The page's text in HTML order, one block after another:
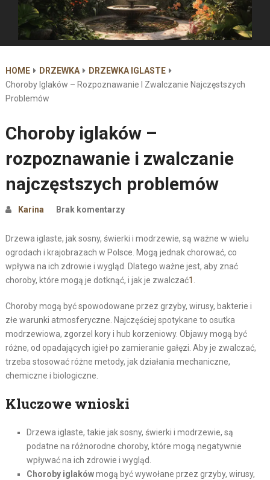
HOME DRZEWKA
DRZEWKA IGLASTE
Choroby Iglaków – Rozpoznawanie I Zwalczanie Najczęstszych
Problemów
Choroby iglaków –
rozpoznawanie i zwalczanie
najczęstszych problemów
Karina Brak komentarzy
Drzewa iglaste, jak sosny, świerki i modrzewie, są ważne w wielu
ogrodach i krajobrazach w Polsce. Mogą jednak chorować, co
wpływa na ich zdrowie i wygląd. Dlatego ważne jest, aby znać
choroby, które mogą je dotknąć, i jak je zwalczać1 .
Choroby mogą być spowodowane przez grzyby, wirusy, bakterie i
złe warunki atmosferyczne. Najczęściej spotykane to osutka
modrzewiowa, zgorzel kory i hub korzeniowy. Objawy mogą być
różne, od opadających igieł po zamieranie gałęzi. Aby je zwalczać,
trzeba stosować różne metody, jak działania mechaniczne,
chemiczne i biologiczne.
Kluczowe wnioski
Drzewa iglaste, takie jak sosny, świerki i modrzewie, są
podatne na różnorodne choroby, które mogą negatywnie
wpływać na ich zdrowie i wygląd.
Choroby iglakówmogą być wywołane przez grzyby, wirusy,